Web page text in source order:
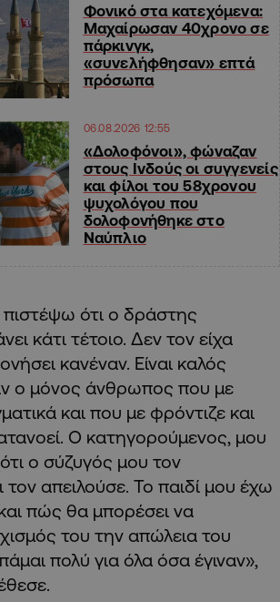
Φονικό στα κατεχόμενα:
Μαχαίρωσαν 40χρονο σε
πάρκινγκ,
«συνελήφθησαν» επτά
πρόσωπα
06.08.2026 12:55
«Δολοφόνοι», φώναζαν
στους Ινδούς οι συγγενείς
και φίλοι του 58χρονου
ψυχολόγου που
δολοφονήθηκε στο
Ναύπλιο
ότι ο δράστης
κάτι τέτοιο. Δεν τον είχα
κανέναν. Είναι καλός
ο μόνος άνθρωπος που με
και που με φρόντιζε και
Ο κατηγορούμενος, μου
ο σύζυγός μου τον
απειλούσε. Το παιδί μου έχω
πώς θα μπορέσει να
του την απώλεια του
πολύ για όλα όσα έγιναν»,